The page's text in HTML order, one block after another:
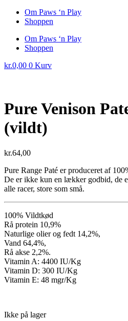
Om Paws ‘n Play
Shoppen
Om Paws ‘n Play
Shoppen
kr.0,00 0 Kurv
Pure Venison
(vildt)
kr.64,00
Pure Range Paté er produceret af
De er ikke kun en lækker godbid, de
alle racer, store som små.
100% Vildtkød
Rå protein 10,9%
Naturlige olier og fedt 14,2%,
Vand 64,4%,
Rå akse 2,2%.
Vitamin A: 4400 IU/Kg
Vitamin D: 300 IU/Kg
Vitamin E: 48 mgr/Kg
Ikke på lager